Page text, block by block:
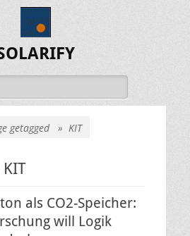
getagged » KIT
KIT
als CO2-Speicher:
will Logik